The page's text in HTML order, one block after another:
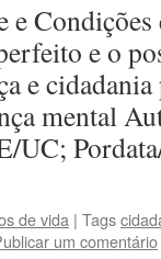
e
e o
e cidadania
mental
UC;
de vida | Tags
um comentário